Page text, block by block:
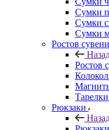
Сумки
Сумки
Сумки
Ростов
Ростов
Рюкзаки